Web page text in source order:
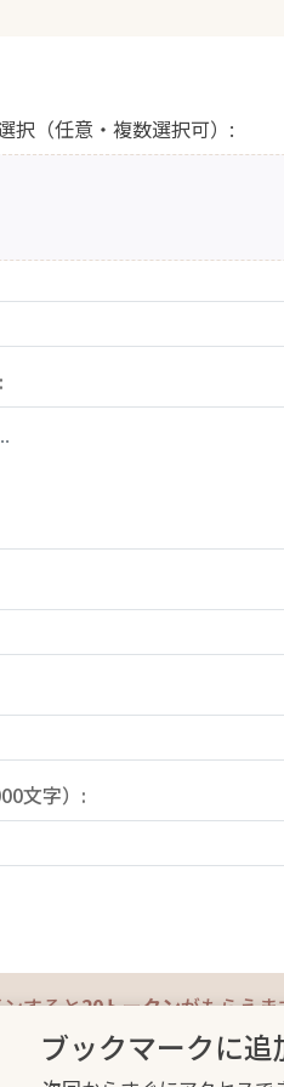
択（任意・複数選択可）:
文字）:
すると20トークンがもらえ
ブックマークに追